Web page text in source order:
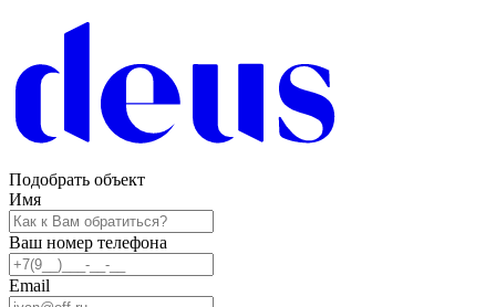
Подобрать объект
Имя
Ваш номер телефона
Email